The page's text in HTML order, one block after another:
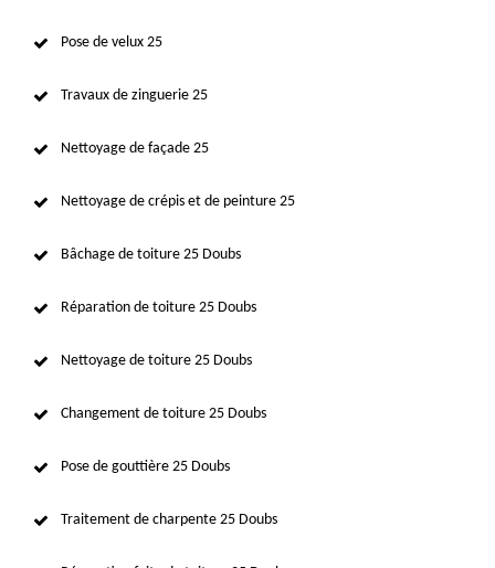
Pose de velux 25
Travaux de zinguerie 25
Nettoyage de façade 25
Nettoyage de crépis et de peinture 25
Bâchage de toiture 25 Doubs
Réparation de toiture 25 Doubs
Nettoyage de toiture 25 Doubs
Changement de toiture 25 Doubs
Pose de gouttière 25 Doubs
Traitement de charpente 25 Doubs